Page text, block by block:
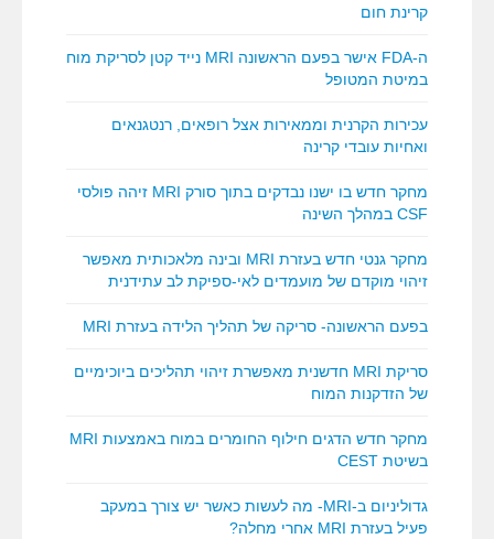
קרינת חום
ה-FDA אישר בפעם הראשונה MRI נייד קטן לסריקת מוח
במיטת המטופל
עכירות הקרנית וממאירות אצל רופאים, רנטגנאים
ואחיות עובדי קרינה
מחקר חדש בו ישנו נבדקים בתוך סורק MRI זיהה פולסי
CSF במהלך השינה
מחקר גנטי חדש בעזרת MRI ובינה מלאכותית מאפשר
זיהוי מוקדם של מועמדים לאי-ספיקת לב עתידנית
בפעם הראשונה- סריקה של תהליך הלידה בעזרת MRI
סריקת MRI חדשנית מאפשרת זיהוי תהליכים ביוכימיים
של הזדקנות המוח
מחקר חדש הדגים חילוף החומרים במוח באמצעות MRI
בשיטת CEST
גדוליניום ב-MRI- מה לעשות כאשר יש צורך במעקב
פעיל בעזרת MRI אחרי מחלה?